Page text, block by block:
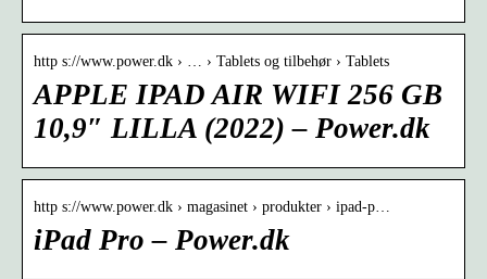
http s://www.power.dk › … › Tablets og tilbehør › Tablets
APPLE IPAD AIR WIFI 256 GB
10,9″ LILLA (2022) – Power.dk
http s://www.power.dk › magasinet › produkter › ipad-p…
iPad Pro – Power.dk